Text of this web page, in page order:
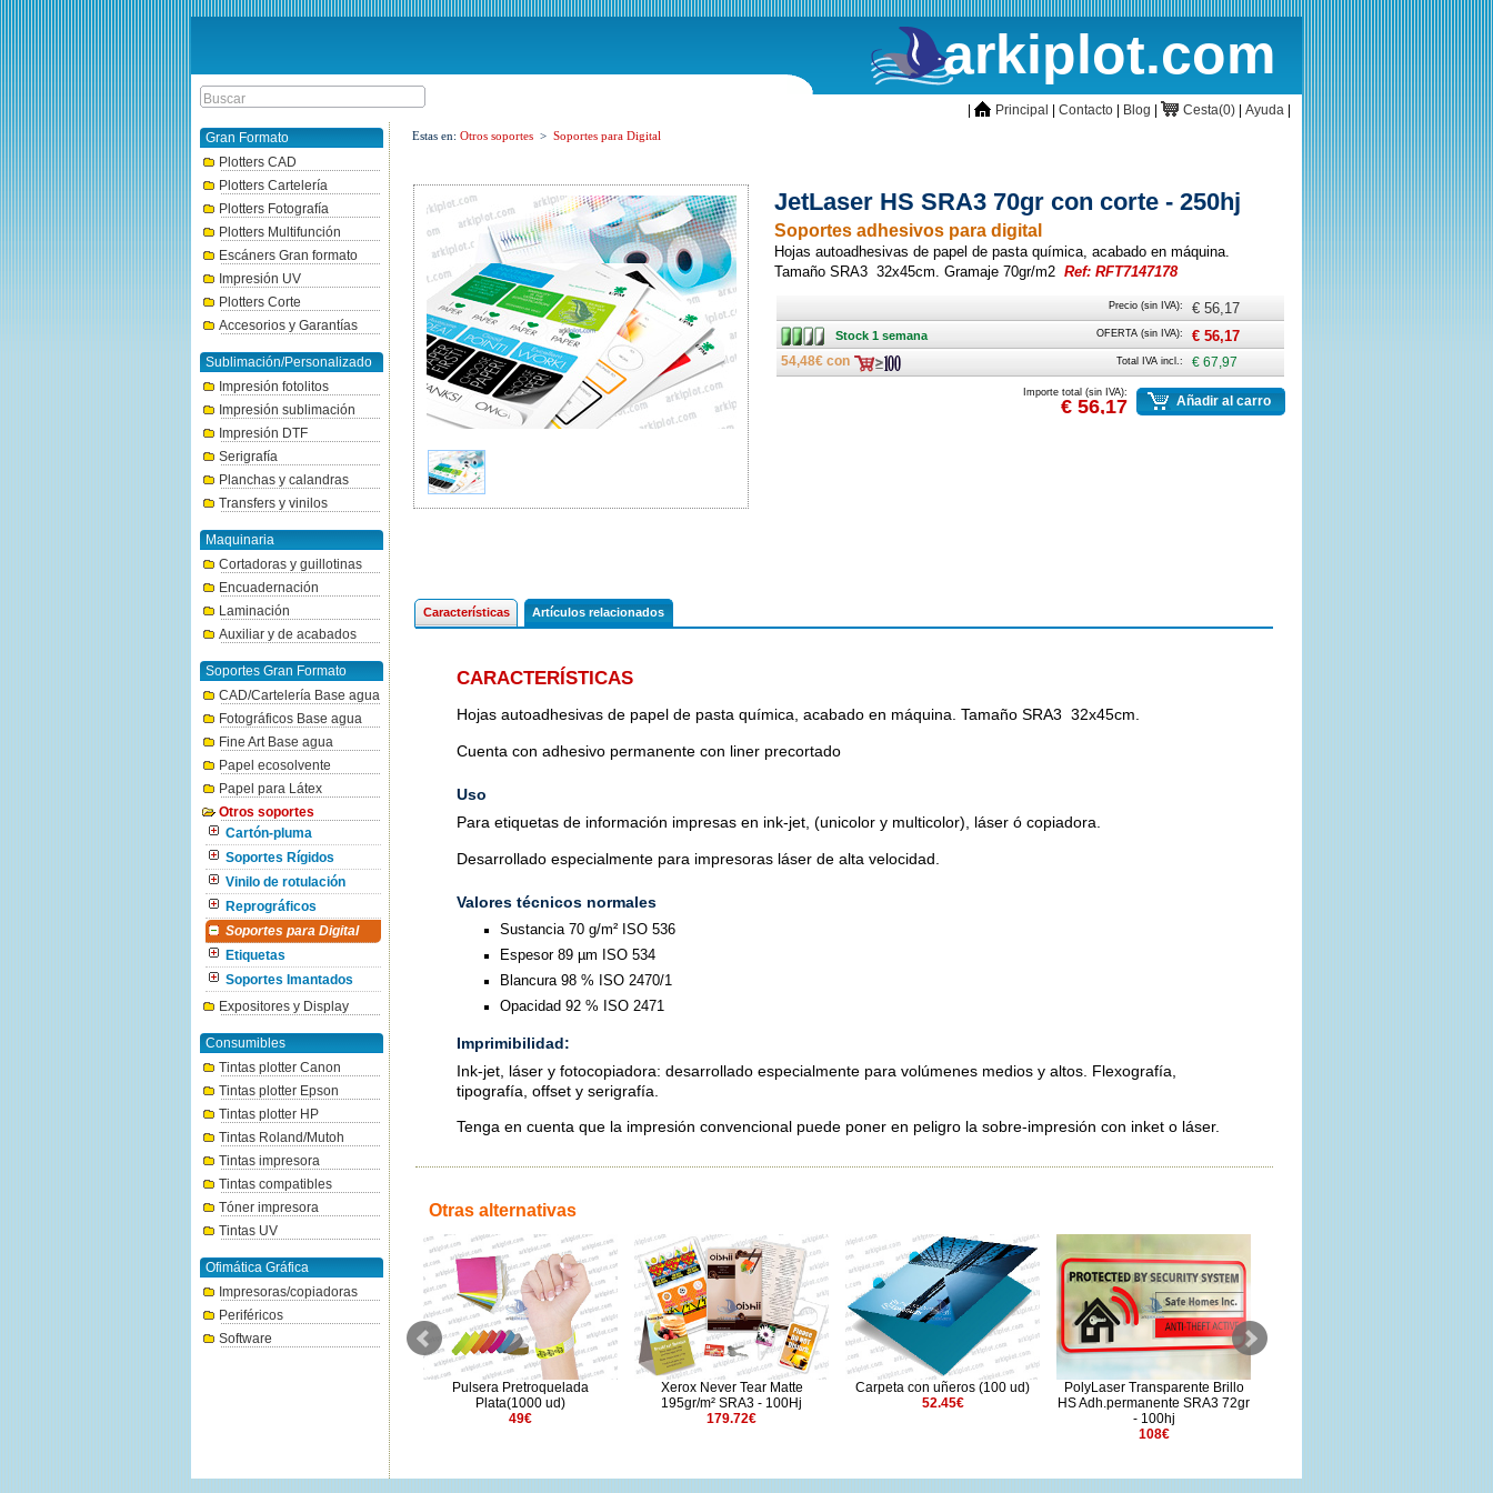
arkiplot.com
inicioPrincipal Contacto Blog CestaCesta(0) Ayuda
Gran Formato
Plotters CAD
Plotters Cartelería
Plotters Fotografía
Plotters Multifunción
Escáners Gran formato
Impresión UV
Plotters Corte
Accesorios y Garantías
Sublimación/Personalizado
Impresión fotolitos
Impresión sublimación
Impresión DTF
Serigrafía
Planchas y calandras
Transfers y vinilos
Maquinaria
Cortadoras y guillotinas
Encuadernación
Laminación
Auxiliar y de acabados
Soportes Gran Formato
CAD/Cartelería Base agua
Fotográficos Base agua
Fine Art Base agua
Papel ecosolvente
Papel para Látex
Otros soportes
Cartón-pluma
Soportes Rígidos
Vinilo de rotulación
Reprográficos
Soportes para Digital
Etiquetas
Soportes Imantados
Expositores y Display
Consumibles
Tintas plotter Canon
Tintas plotter Epson
Tintas plotter HP
Tintas Roland/Mutoh
Tintas impresora
Tintas compatibles
Tóner impresora
Tintas UV
Ofimática Gráfica
Impresoras/copiadoras
Periféricos
Software
Estas en: Otros soportes > Soportes para Digital
JetLaser HS SRA3 70gr con corte - 250hj
Soportes adhesivos para digital
Hojas autoadhesivas de papel de pasta química, acabado en máquina.
Tamaño SRA3 32x45cm. Gramaje 70gr/m2 Ref: RFT7147178
Precio (sin IVA): € 56,17
Stock 1
semana
Stock 1 semana OFERTA (sin IVA): € 56,17
54,48€ con Total IVA incl.: € 67,97
Importe total (sin IVA):
€ 56,17 Añadir al carro
Características Artículos relacionados
CARACTERÍSTICAS
Hojas autoadhesivas de papel de pasta química, acabado en máquina. Tamaño SRA3 32x45cm.
Cuenta con adhesivo permanente con liner precortado
Uso
Para etiquetas de información impresas en ink-jet, (unicolor y multicolor), láser ó copiadora.
Desarrollado especialmente para impresoras láser de alta velocidad.
Valores técnicos normales
Sustancia 70 g/m² ISO 536
Espesor 89 µm ISO 534
Blancura 98 % ISO 2470/1
Opacidad 92 % ISO 2471
Imprimibilidad:
Ink-jet, láser y fotocopiadora: desarrollado especialmente para volúmenes medios y altos. Flexografía,
tipografía, offset y serigrafía.
Tenga en cuenta que la impresión convencional puede poner en peligro la sobre-impresión con inket o láser.
Otras alternativas
Pulsera Pretroquelada Rosa
Pulsera Pretroquelada
Plata(1000 ud)
49€
Xerox Never Tear Matte
195gr/m² SRA3 - 100Hj
179.72€
Carpeta con uñeros (100 ud)
52.45€
PolyLaser Transparente Brillo
HS Adh.permanente SRA3 72gr
- 100hj
108€